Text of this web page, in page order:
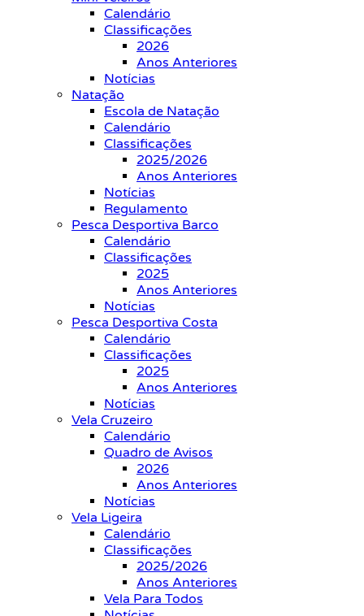
Calendário
Classificações
2026
Anos Anteriores
Notícias
Natação
Escola de Natação
Calendário
Classificações
2025/2026
Anos Anteriores
Notícias
Regulamento
Pesca Desportiva Barco
Calendário
Classificações
2025
Anos Anteriores
Notícias
Pesca Desportiva Costa
Calendário
Classificações
2025
Anos Anteriores
Notícias
Vela Cruzeiro
Calendário
Quadro de Avisos
2026
Anos Anteriores
Notícias
Vela Ligeira
Calendário
Classificações
2025/2026
Anos Anteriores
Vela Para Todos